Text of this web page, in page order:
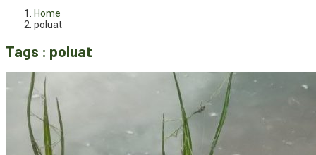
Home
poluat
Tags : poluat